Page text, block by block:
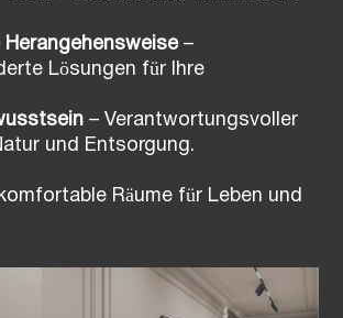
Herangehensweise–
Lösungen für Ihre
– Verantwortungsvoller
und Entsorgung.
Räume für Leben und